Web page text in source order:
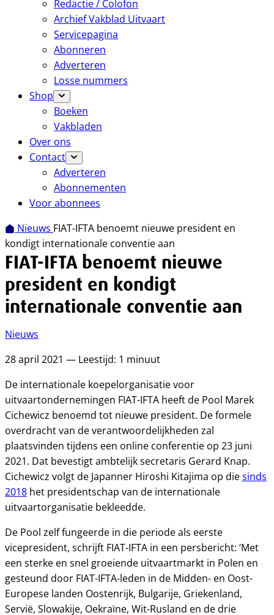
Redactie / Colofon
Archief Vakblad Uitvaart
Servicepagina
Abonneren
Adverteren
Losse nummers
Shop
Boeken
Vakbladen
Over ons
Contact
Adverteren
Abonnementen
Voor abonnees
Nieuws FIAT-IFTA benoemt nieuwe president en
kondigt internationale conventie aan
FIAT-IFTA benoemt nieuwe
president en kondigt
internationale conventie aan
Nieuws
28 april 2021 — Leestijd: 1 minuut
De internationale koepelorganisatie voor
uitvaartondernemingen FIAT-IFTA heeft de Pool Marek
Cichewicz benoemd tot nieuwe president. De formele
overdracht van de verantwoordelijkheden zal
plaatsvinden tijdens een online conferentie op 23 juni
2021. Dat bevestigt ambtelijk secretaris Gerard Knap.
Cichewicz volgt de Japanner Hiroshi Kitajima op diesinds
2018 het presidentschap van de internationale
uitvaartorganisatie bekleedde.
De Pool zelf fungeerde in die periode als eerste
vicepresident, schrijft FIAT-IFTA in een persbericht: ‘Met
een sterke en snel groeiende uitvaartmarkt in Polen en
gesteund door FIAT-IFTA-leden in de Midden- en Oost-
Europese landen Oostenrijk, Bulgarije, Griekenland,
Servië, Slowakije, Oekraïne, Wit-Rusland en de drie